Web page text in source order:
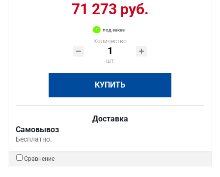
71 273 руб.
под заказ
Количество
шт
КУПИТЬ
Доставка
Самовывоз
Бесплатно.
Сравнение